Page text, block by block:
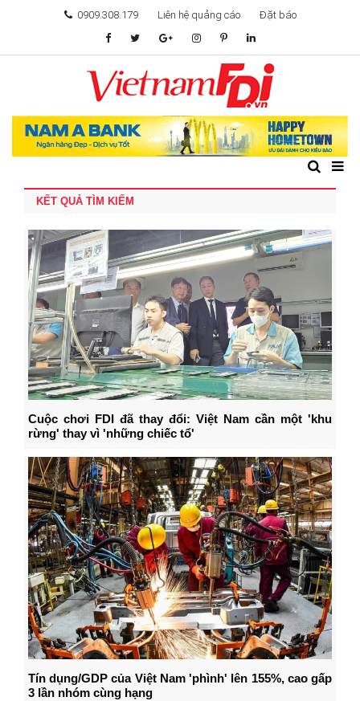
0909.308.179 Liên hệ quảng cáo Đặt báo
TÂM ĐIỂM ĐẦU TƯ
TÀI CHÍNH
GIẢI TRÍ & CÔNG NGHỆ
KẾT QUẢ TÌM KIẾM
Cuộc chơi FDI đã thay đổi: Việt Nam cần một 'khu
rừng' thay vì 'những chiếc tổ'
Tín dụng/GDP của Việt Nam 'phình' lên 155%, cao gấp
3 lần nhóm cùng hạng